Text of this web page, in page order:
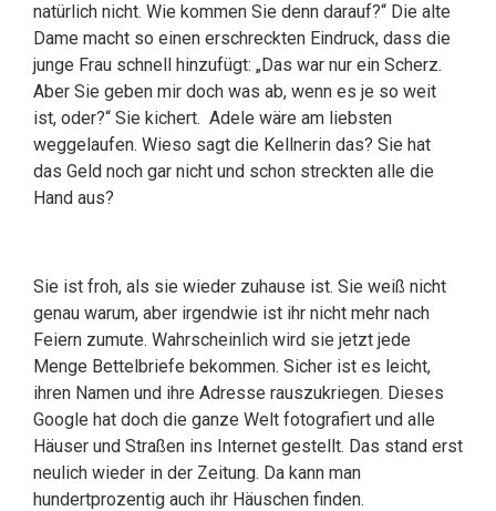
natürlich nicht. Wie kommen Sie denn darauf?“ Die alte
Dame macht so einen erschreckten Eindruck, dass die
junge Frau schnell hinzufügt: „Das war nur ein Scherz.
Aber Sie geben mir doch was ab, wenn es je so weit
ist, oder?“ Sie kichert. Adele wäre am liebsten
weggelaufen. Wieso sagt die Kellnerin das? Sie hat
das Geld noch gar nicht und schon streckten alle die
Hand aus?
Sie ist froh, als sie wieder zuhause ist. Sie weiß nicht
genau warum, aber irgendwie ist ihr nicht mehr nach
Feiern zumute. Wahrscheinlich wird sie jetzt jede
Menge Bettelbriefe bekommen. Sicher ist es leicht,
ihren Namen und ihre Adresse rauszukriegen. Dieses
Google hat doch die ganze Welt fotografiert und alle
Häuser und Straßen ins Internet gestellt. Das stand erst
neulich wieder in der Zeitung. Da kann man
hundertprozentig auch ihr Häuschen finden.